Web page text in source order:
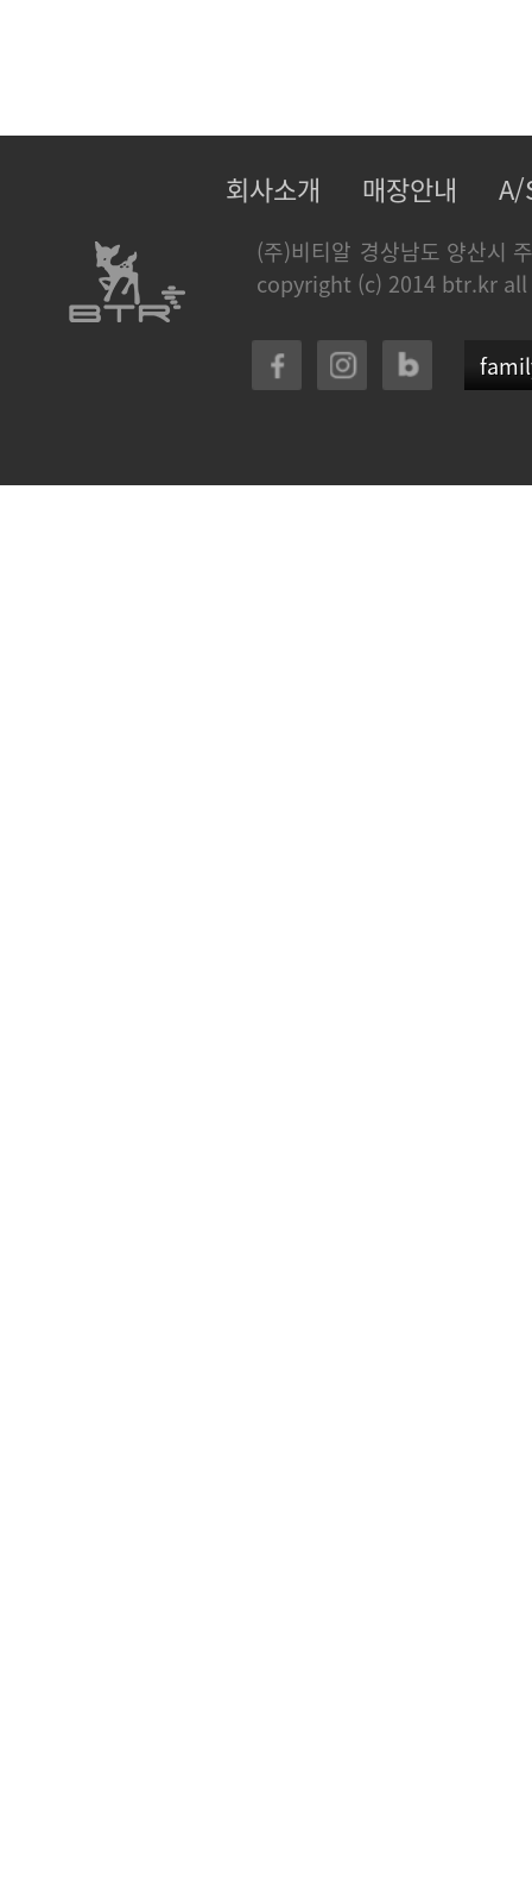
회사소개 매장안내 A/
(주)비티알 경상남도 양산시
copyright (c) 2014 btr.kr